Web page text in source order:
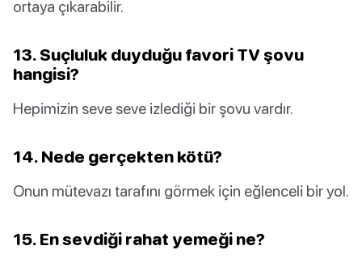
ortaya çıkarabilir.
13. Suçluluk duyduğu favori TV şovu
hangisi?
Hepimizin seve seve izlediği bir şovu vardır.
14. Nede gerçekten kötü?
Onun mütevazı tarafını görmek için eğlenceli bir yol.
15. En sevdiği rahat yemeği ne?